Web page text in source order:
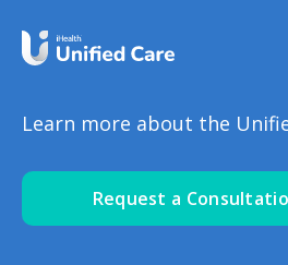
Learn more about the
Request a